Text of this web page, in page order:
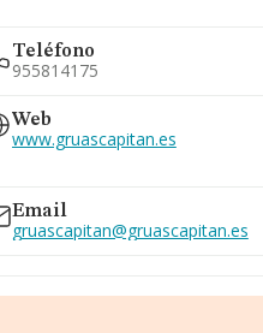
Teléfono
955814175
Web
www.gruascapitan.es
Email
gruascapitan@gruascapitan.es